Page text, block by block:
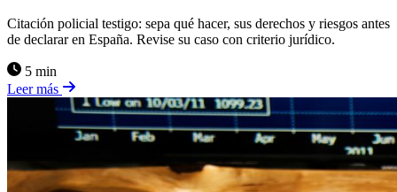
Citación policial testigo: sepa qué hacer, sus derechos y riesgos antes
de declarar en España. Revise su caso con criterio jurídico.
5 min
Leer más